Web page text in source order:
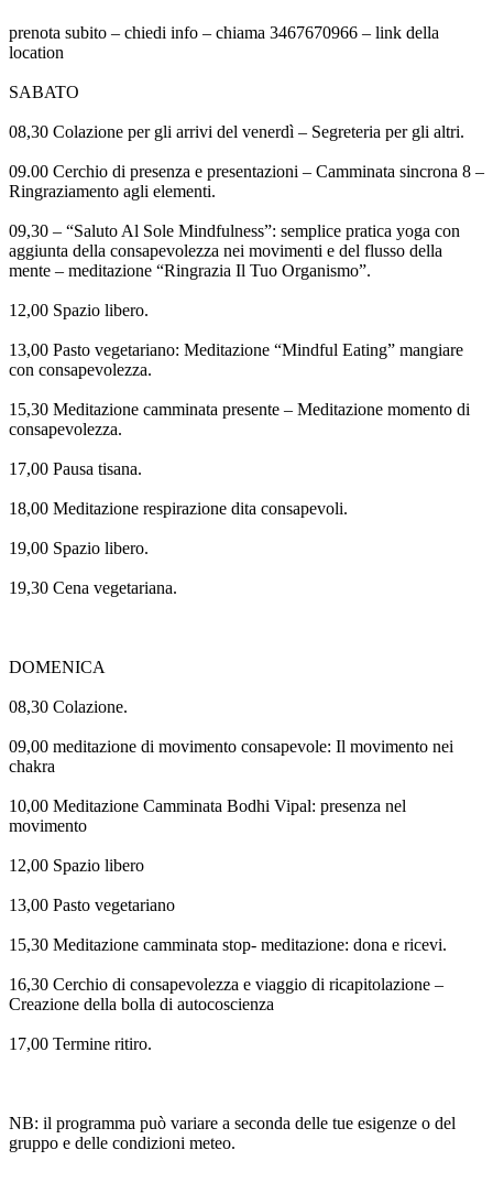
prenota subito – chiedi info – chiama 3467670966 – link della
location
SABATO
08,30 Colazione per gli arrivi del venerdì – Segreteria per gli altri.
09.00 Cerchio di presenza e presentazioni – Camminata sincrona 8 –
Ringraziamento agli elementi.
09,30 – “Saluto Al Sole Mindfulness”: semplice pratica yoga con
aggiunta della consapevolezza nei movimenti e del flusso della
mente – meditazione “Ringrazia Il Tuo Organismo”.
12,00 Spazio libero.
13,00 Pasto vegetariano: Meditazione “Mindful Eating” mangiare
con consapevolezza.
15,30 Meditazione camminata presente – Meditazione momento di
consapevolezza.
17,00 Pausa tisana.
18,00 Meditazione respirazione dita consapevoli.
19,00 Spazio libero.
19,30 Cena vegetariana.
DOMENICA
08,30 Colazione.
09,00 meditazione di movimento consapevole: Il movimento nei
chakra
10,00 Meditazione Camminata Bodhi Vipal: presenza nel
movimento
12,00 Spazio libero
13,00 Pasto vegetariano
15,30 Meditazione camminata stop- meditazione: dona e ricevi.
16,30 Cerchio di consapevolezza e viaggio di ricapitolazione –
Creazione della bolla di autocoscienza
17,00 Termine ritiro.
NB: il programma può variare a seconda delle tue esigenze o del
gruppo e delle condizioni meteo.